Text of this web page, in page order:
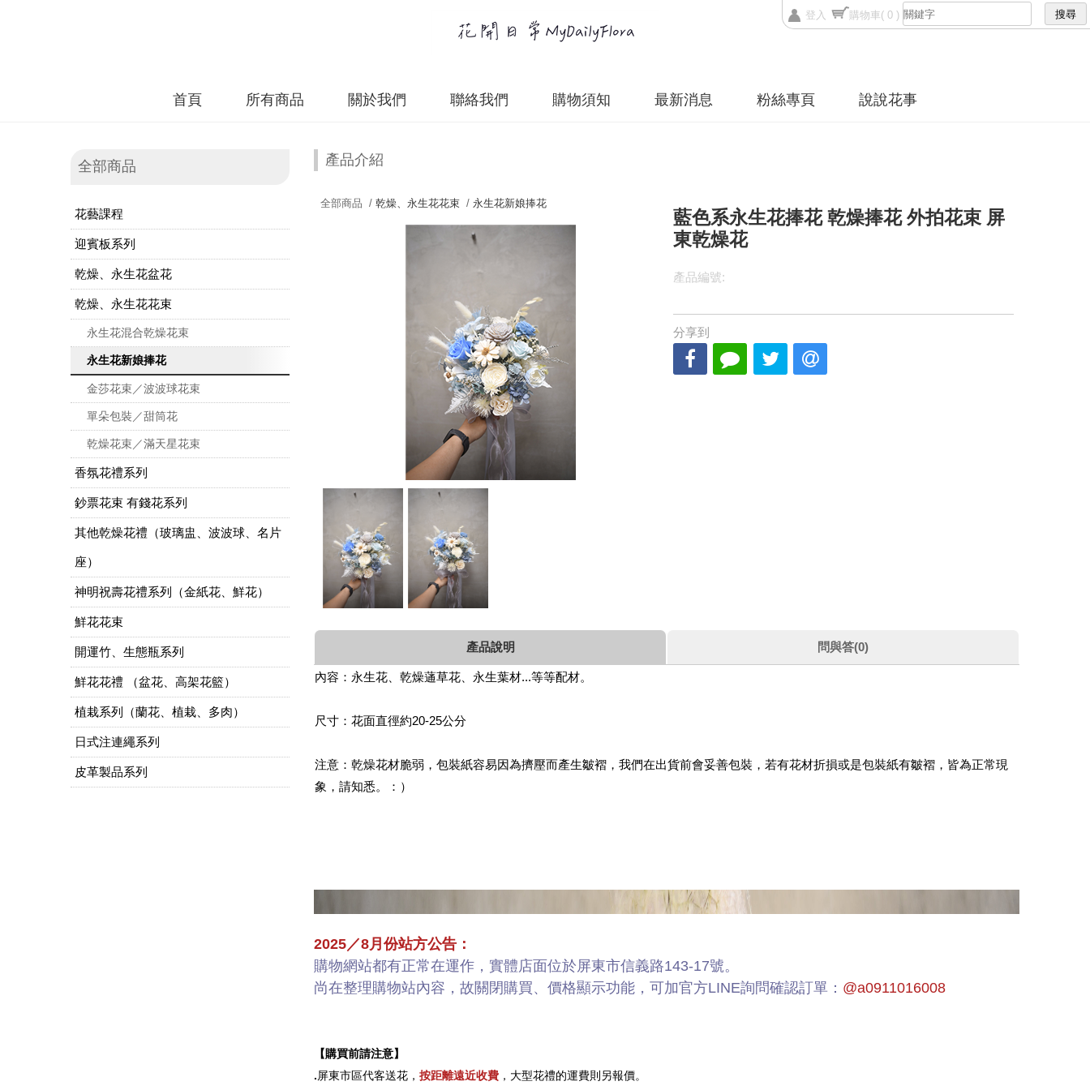
登入 購物車( 0 )
首頁 所有商品 關於我們 聯絡我們 購物須知 最新消息 粉絲專頁 說說花事
全部商品
花藝課程
迎賓板系列
乾燥、永生花盆花
乾燥、永生花花束
永生花混合乾燥花束
永生花新娘捧花
金莎花束／波波球花束
單朵包裝／甜筒花
乾燥花束／滿天星花束
香氛花禮系列
鈔票花束 有錢花系列
其他乾燥花禮（玻璃盅、波波球、名片
座）
神明祝壽花禮系列（金紙花、鮮花）
鮮花花束
開運竹、生態瓶系列
鮮花花禮 （盆花、高架花籃）
植栽系列（蘭花、植栽、多肉）
日式注連繩系列
皮革製品系列
產品介紹
全部商品 / 乾燥、永生花花束/ 永生花新娘捧花
藍色系永生花捧花 乾燥捧花 外拍花束 屏
東乾燥花
產品編號:
分享到
產品說明 問與答(0)
內容：永生花、乾燥蓪草花、永生葉材...等等配材。
尺寸：花面直徑約20-25公分
注意：乾燥花材脆弱，包裝紙容易因為擠壓而產生皺褶，我們在出貨前會妥善包裝，若有花材折損或是包裝紙有皺褶，皆為正常現
象，請知悉。：）
2025／8月份站方公告：
購物網站都有正常在運作，實體店面位於屏東市信義路143-17號。
尚在整理購物站內容，故關閉購買、價格顯示功能，可加官方LINE詢問確認訂單： @a0911016008
【購買前請注意】
.屏東市區代客送花， 按距離遠近收費 ，大型花禮的運費則另報價。